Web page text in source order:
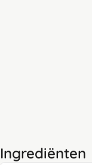
Ingrediënten